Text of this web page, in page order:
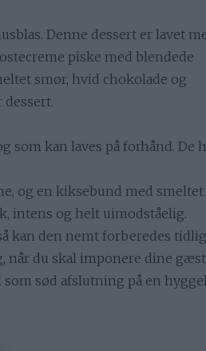
Denne dessert er lavet
piske med blendede
smør, hvid chokolade og
dessert.
som kan laves på forhånd. De
og en kiksebund med smeltet
intens og helt uimodståelig.
kan den nemt forberedes
når du skal imponere dine
sød afslutning på en